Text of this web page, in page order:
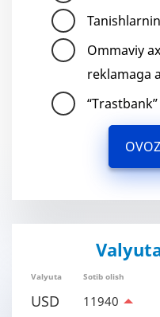
Ommaviy
reklamaga
Valyuta Sotib olish
USD 11940